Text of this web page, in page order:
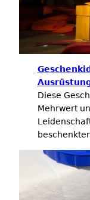
Diese
Mehrwert